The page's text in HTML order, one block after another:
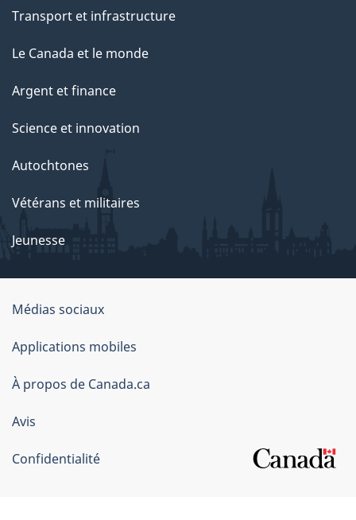
Transport et infrastructure
Le Canada et le monde
Argent et finance
Science et innovation
Autochtones
Vétérans et militaires
Jeunesse
Organisation
du
gouvernement
du
Canada
Médias sociaux
Applications mobiles
À propos de Canada.ca
Avis
Confidentialité